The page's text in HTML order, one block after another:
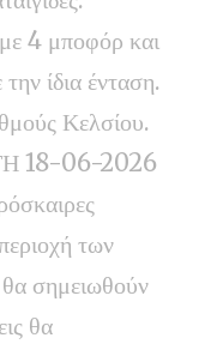
4 μποφόρ και
ίδια ένταση.
Κελσίου.
18-06-2026
των
σημειωθούν
θα